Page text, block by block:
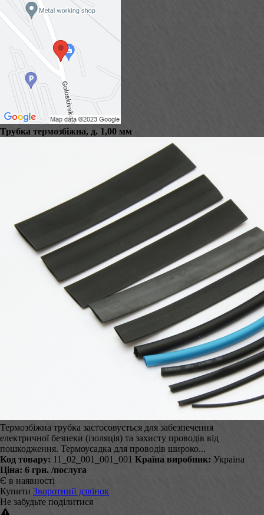
Трубка термозбіжна, д. 1,00 мм
Термозбіжна трубка застосовується для забезпечення
електричної безпеки (ізоляція) та захисту проводів від
пошкодження. Термоусадка для проводів широко...
Код товару: 11_02_001_001_001 Країна виробник: Україна
Ціна: 6 грн. /послуга
Є в наявності
Купити Зворотний дзвінок
Не забудьте поділитися